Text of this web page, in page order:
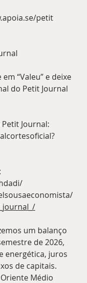
petit
“Valeu” e deixe
do Petit Journal
Journal:
um balanço
de 2026,
energética, juros
de capitais.
Médio